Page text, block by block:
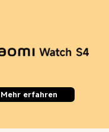
Mehr erfahren